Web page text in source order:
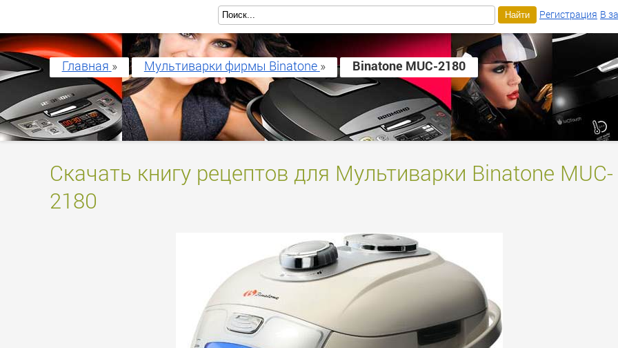
Скачать книгу рецептов для Мультиварки Binatone MUC-
2180
Главная » Мультиварки фирмы Binatone » Binatone MUC-2180
Регистрация В